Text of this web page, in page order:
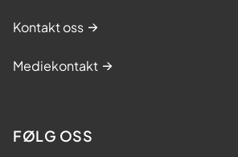
Kontakt oss
Mediekontakt
FØLG OSS